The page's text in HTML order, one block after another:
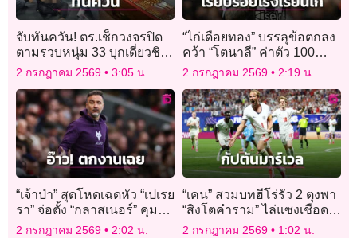
จับทันควัน! ตร.เช็กวงจรปิด
ตามรวบหนุ่ม 33 บุกเดี่ยวชิง
ทองห้างทองดัง
2 กรกฎาคม 2569 3:05 น.
“ไก่เดือยทอง” บรรลุข้อตกลง
คว้า “โตนาลี” ค่าตัว 100
ล้านปอนด์
2 กรกฎาคม 2569 2:19 น.
“เจ้าป่า” สุดโหดเฉดหัว “เปเรย
รา” จ่อตั้ง “กลาสเนอร์” คุม
ทัพ
2 กรกฎาคม 2569 2:02 น.
“เคน” สวมบทฮีโร่รัว 2 ตุงพา
“สิงโตคำราม” ไล่แซงเชือด
คองโกหืดจับ
2 กรกฎาคม 2569 1:02 น.